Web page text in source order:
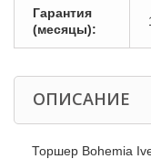
Гарантия
(месяцы):
ОПИСАНИЕ
Торшер Bohemia